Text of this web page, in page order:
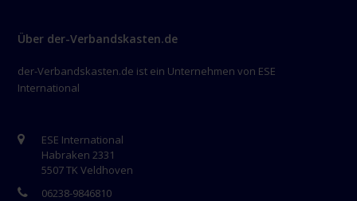
Über der-Verbandskasten.de
der-Verbandskasten.de ist ein Unternehmen von ESE
International
ESE International
Habraken 2331
5507 TK Veldhoven
06238-9846810